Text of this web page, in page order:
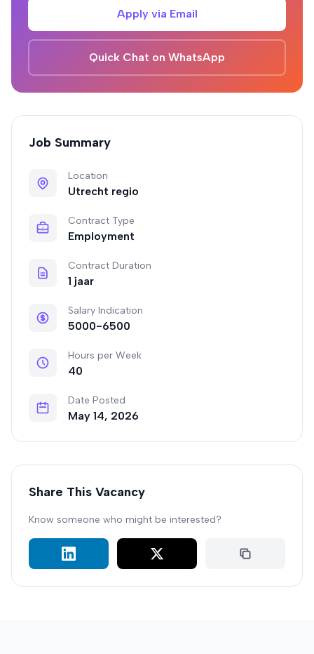
Apply via Email
Quick Chat on WhatsApp
Job Summary
Location
Utrecht regio
Contract Type
Employment
Contract Duration
1 jaar
Salary Indication
5000-6500
Hours per Week
40
Date Posted
May 14, 2026
Share This Vacancy
Know someone who might be interested?